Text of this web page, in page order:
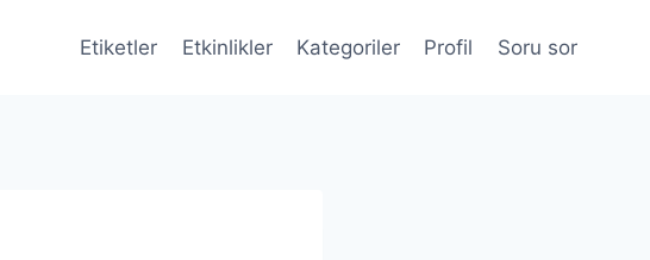
Etiketler Etkinlikler Kategoriler Profil Soru sor